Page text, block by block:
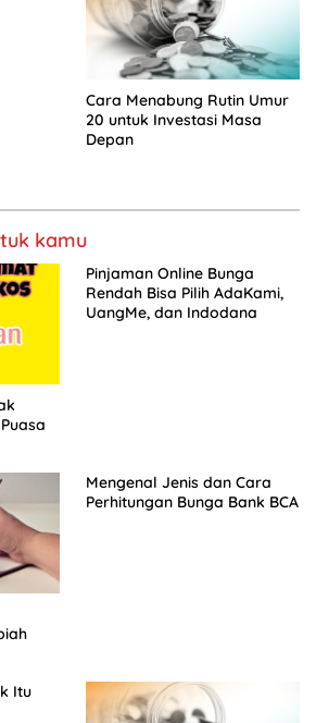
Cara Menabung Rutin Umur
20 untuk Investasi Masa
Depan
kamu
Pinjaman Online Bunga
Rendah Bisa Pilih AdaKami,
UangMe, dan Indodana
Mengenal Jenis dan Cara
Perhitungan Bunga Bank BCA
Itu